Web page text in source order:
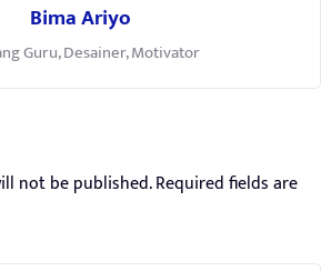
Bima Ariyo
Guru, Desainer, Motivator
not be published.Required fields are